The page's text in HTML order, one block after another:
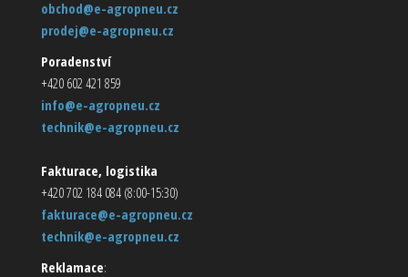
obchod@e-agropneu.cz
prodej@e-agropneu.cz
Poradenství
+420 602 421 859
info@e-agropneu.cz
technik@e-agropneu.cz
Fakturace, logistika
+420 702 184 084 (8:00-15:30)
fakturace@e-agropneu.cz
technik@e-agropneu.cz
Reklamace: